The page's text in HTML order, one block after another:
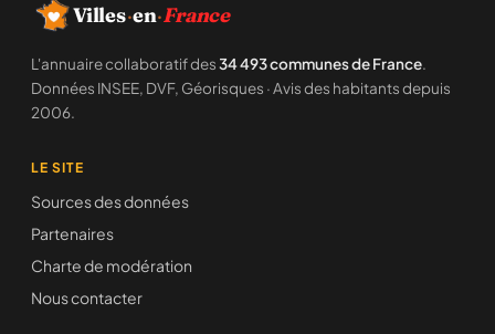
Villes·en·France
L'annuaire collaboratif des34 493 communes de France.
Données INSEE, DVF, Géorisques · Avis des habitants depuis
2006.
LE SITE
Sources des données
Partenaires
Charte de modération
Nous contacter